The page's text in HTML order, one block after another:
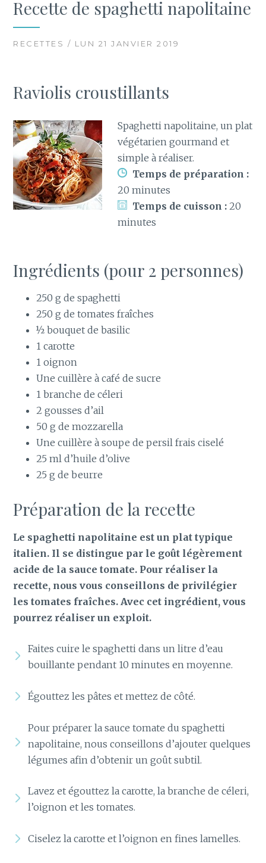
Recette de spaghetti napolitaine
RECETTES / LUN 21 JANVIER 2019
Raviolis croustillants
Spaghetti napolitaine, un plat
végétarien gourmand et
simple à réaliser.
Temps de préparation :
20 minutes
Temps de cuisson : 20
minutes
Ingrédients (pour 2 personnes)
250 g de spaghetti
250 g de tomates fraîches
½ bouquet de basilic
1 carotte
1 oignon
Une cuillère à café de sucre
1 branche de céleri
2 gousses d’ail
50 g de mozzarella
Une cuillère à soupe de persil frais ciselé
25 ml d’huile d’olive
25 g de beurre
Préparation de la recette
Le spaghetti napolitaine est un plat typique
italien. Il se distingue par le goût légèrement
acide de la sauce tomate. Pour réaliser la
recette, nous vous conseillons de privilégier
les tomates fraîches. Avec cet ingrédient, vous
pourrez réaliser un exploit.
Faites cuire le spaghetti dans un litre d’eau
bouillante pendant 10 minutes en moyenne.
Égouttez les pâtes et mettez de côté.
Pour préparer la sauce tomate du spaghetti
napolitaine, nous conseillons d’ajouter quelques
légumes afin d’obtenir un goût subtil.
Lavez et égouttez la carotte, la branche de céleri,
l’oignon et les tomates.
Ciselez la carotte et l’oignon en fines lamelles.